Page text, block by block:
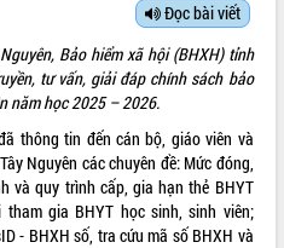
Đọc bài viết
Bảo hiểm xã hội (BHXH) tỉnh
tư vấn, giải đáp chính sách bảo
năm học 2025 – 2026.
thông tin đến cán bộ, giáo viên và
Nguyên các chuyên đề: Mức đóng,
và quy trình cấp, gia hạn thẻ BHYT
gia BHYT học sinh, sinh viên;
- BHXH số, tra cứu mã số BHXH và